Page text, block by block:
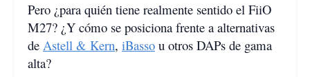
Pero ¿para quién tiene realmente sentido el FiiO
M27? ¿Y cómo se posiciona frente a alternativas
de Astell & Kern, iBasso u otros DAPs de gama
alta?